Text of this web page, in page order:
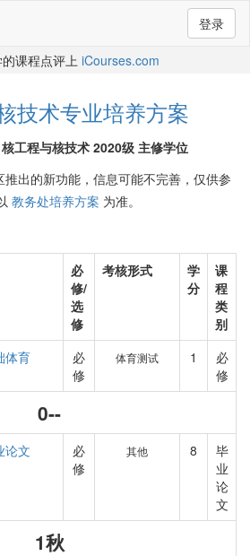
登录
课程点评上 iCourses.com
技术专业培养方案
工程与核技术 2020级 主修学位
出的新功能，信息可能不完善，仅供参
教务处培养方案 为准。
必
修/
选
修
考核形式
学
分
课
程
类
别
体育
必
修
体育测试 1
必
修
0--
论文
必
修
其他 8
毕
业
论
文
1秋